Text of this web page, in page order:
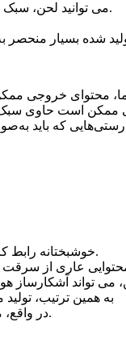
می توانید لحن، سبک و قالب محتوا را با آن سفارشی کنید.
محتوای خروجی
ممکن است حاوی
خوشبختانه رابط کاربری بسیار ساده و قابل درک است.
می تواند آشکارساز
به همین ترتیب،
در واقع، محتوای خروجی معتبر و اصلی است.